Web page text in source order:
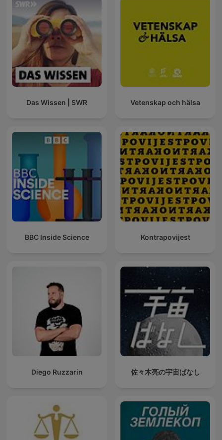
Das Wissen | SWR Vetenskap och hälsa
BBC Inside Science Kontrapovijest
Diego Ruzzarin 佐々木亮の宇宙ばなし